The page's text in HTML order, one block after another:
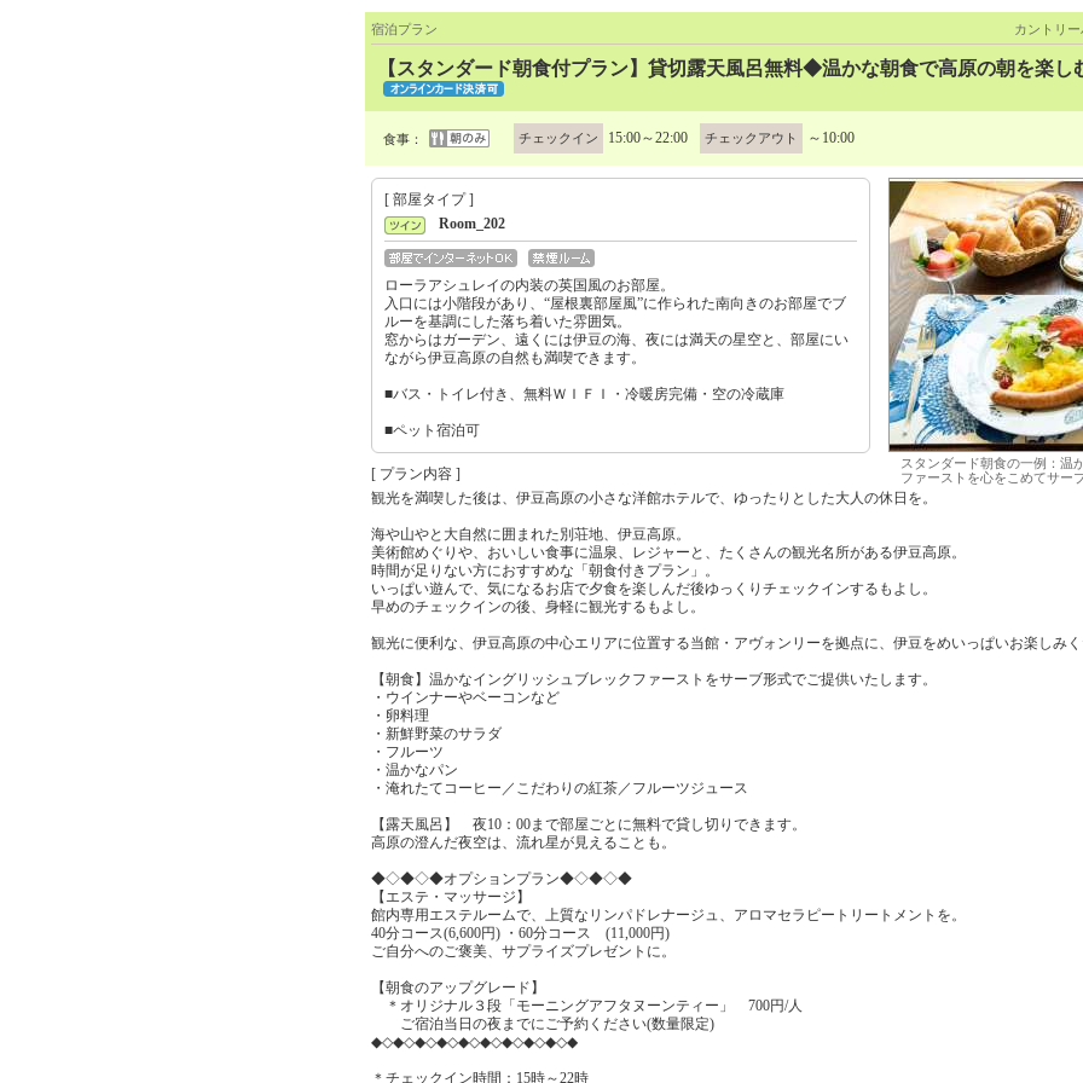
宿泊プラン カントリ
【スタンダード朝食付プラン】貸切露天風呂無料◆温かな朝食で高原の朝を楽し
食事： チェックイン 15:00～22:00 チェックアウト ～10:00
[ 部屋タイプ ]
Room_202
ローラアシュレイの内装の英国風のお部屋。
入口には小階段があり、“屋根裏部屋風”に作られた南向きのお部屋でブ
ルーを基調にした落ち着いた雰囲気。
窓からはガーデン、遠くには伊豆の海、夜には満天の星空と、部屋にい
ながら伊豆高原の自然も満喫できます。
■バス・トイレ付き、無料ＷＩＦＩ・冷暖房完備・空の冷蔵庫
■ペット宿泊可
スタンダード朝食の一例：温
ファーストを心をこめてサー
[ プラン内容 ]
観光を満喫した後は、伊豆高原の小さな洋館ホテルで、ゆったりとした大人の休日を。
海や山やと大自然に囲まれた別荘地、伊豆高原。
美術館めぐりや、おいしい食事に温泉、レジャーと、たくさんの観光名所がある伊豆高原。
時間が足りない方におすすめな「朝食付きプラン」。
いっぱい遊んで、気になるお店で夕食を楽しんだ後ゆっくりチェックインするもよし。
早めのチェックインの後、身軽に観光するもよし。
観光に便利な、伊豆高原の中心エリアに位置する当館・アヴォンリーを拠点に、伊豆をめいっぱいお楽しみ
【朝食】温かなイングリッシュブレックファーストをサーブ形式でご提供いたします。
・ウインナーやベーコンなど
・卵料理
・新鮮野菜のサラダ
・フルーツ
・温かなパン
・淹れたてコーヒー／こだわりの紅茶／フルーツジュース
【露天風呂】 夜10：00まで部屋ごとに無料で貸し切りできます。
高原の澄んだ夜空は、流れ星が見えることも。
◆◇◆◇◆オプションプラン◆◇◆◇◆
【エステ・マッサージ】
館内専用エステルームで、上質なリンパドレナージュ、アロマセラピートリートメントを。
40分コース(6,600円) ・60分コース (11,000円)
ご自分へのご褒美、サプライズプレゼントに。
【朝食のアップグレード】
＊オリジナル３段「モーニングアフタヌーンティー」 700円/人
ご宿泊当日の夜までにご予約ください(数量限定)
◆◇◆◇◆◇◆◇◆◇◆◇◆◇◆◇◆◇◆
＊チェックイン時間：15時～22時